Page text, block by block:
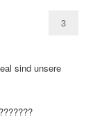
3
sind unsere